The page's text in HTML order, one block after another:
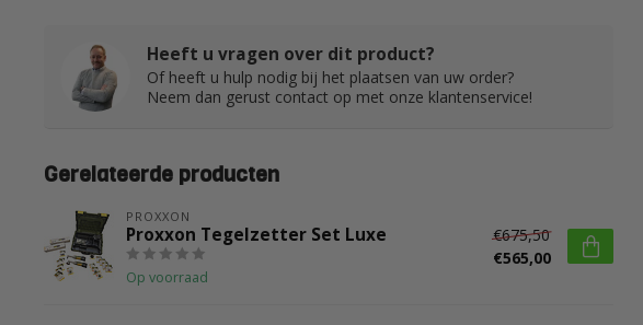
Heeft u vragen over dit product?
Of heeft u hulp nodig bij het plaatsen van uw order?
Neem dan gerust contact op met onze klantenservice!
Gerelateerde producten
PROXXON
Proxxon Tegelzetter Set Luxe
Op voorraad
€675,50
€565,00